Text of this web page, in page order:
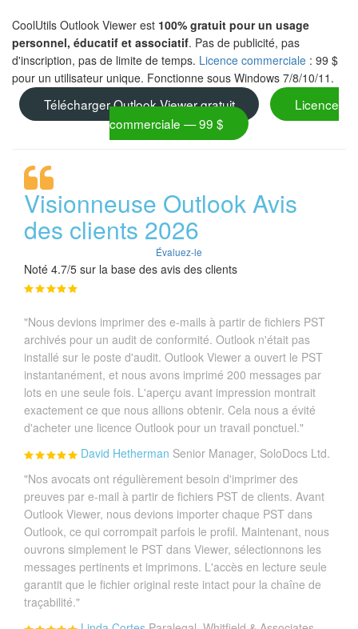
CoolUtils Outlook Viewer est 100% gratuit pour un usage
personnel, éducatif et associatif. Pas de publicité, pas
d'inscription, pas de limite de temps. Licence commerciale : 99 $
pour un utilisateur unique. Fonctionne sous Windows 7/8/10/11.
Télécharger Outlook Viewer gratuit
Licence
commerciale — 99 $
Visionneuse Outlook Avis
des clients 2026
Évaluez-le
Noté 4.7/5 sur la base des avis des clients
"Nous devions imprimer des e-mails à partir de fichiers PST
archivés pour un audit de conformité. Outlook n'était pas
installé sur le poste d'audit. Outlook Viewer a ouvert le PST
instantanément, et nous avons imprimé 200 messages par
lots en une seule fois. L'aperçu avant impression montrait
exactement ce que nous allions obtenir. Cela nous a évité
d'acheter une licence Outlook pour un travail ponctuel."
David Hetherman Senior Manager, SoloDocs Ltd.
"Nos avocats ont régulièrement besoin d'imprimer des
preuves par e-mail à partir de fichiers PST de clients. Avant
Outlook Viewer, nous devions importer chaque PST dans
Outlook, ce qui corrompait parfois le profil. Maintenant, nous
ouvrons simplement le PST dans Viewer, sélectionnons les
messages pertinents et imprimons. L'accès en lecture seule
garantit que le fichier original reste intact pour la chaîne de
traçabilité."